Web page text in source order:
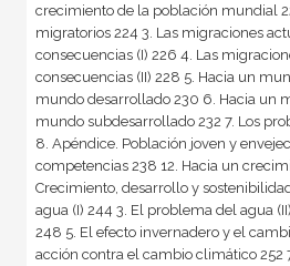
crecimiento de la población mundial
migratorios 224 3. Las migraciones
consecuencias (I) 226 4. Las
consecuencias (II) 228 5. Hacia un
mundo desarrollado 230 6. Hacia un
mundo subdesarrollado 232 7. Los
8. Apéndice. Población joven y
competencias 238 12. Hacia un
Crecimiento, desarrollo y
agua (I) 244 3. El problema del agua
248 5. El efecto invernadero y el
acción contra el cambio climático 252